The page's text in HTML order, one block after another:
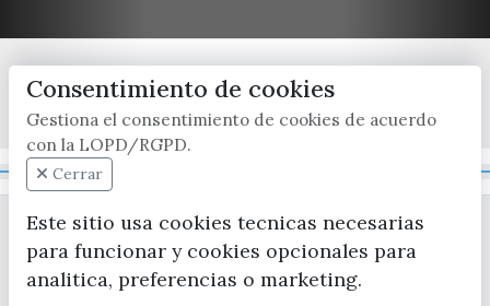
x / twitter facebook youtube instagram
Consentimiento de cookies
Gestiona el consentimiento de cookies de acuerdo
con la LOPD/RGPD.
Cerrar
Este sitio usa cookies tecnicas necesarias
para funcionar y cookies opcionales para
analitica, preferencias o marketing.